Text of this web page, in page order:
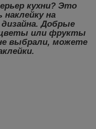
кухни? Это
наклейку на
дизайна. Добрые
или фрукты
выбрали, можете